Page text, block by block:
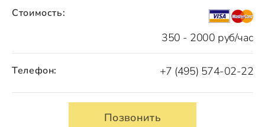
Стоимость:
350 - 2000 руб/час
Телефон: +7 (495) 574-02-22
Позвонить